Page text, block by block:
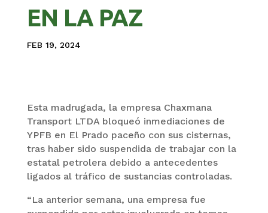
EN LA PAZ
FEB 19, 2024
Esta madrugada, la empresa Chaxmana
Transport LTDA bloqueó inmediaciones de
YPFB en El Prado paceño con sus cisternas,
tras haber sido suspendida de trabajar con la
estatal petrolera debido a antecedentes
ligados al tráfico de sustancias controladas.
“La anterior semana, una empresa fue